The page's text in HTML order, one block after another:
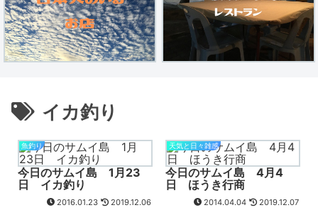
イカ釣り
魚釣り
今日のサムイ島 1月23
日 イカ釣り
2016.01.23 2019.12.06
天気と日々雑感
今日のサムイ島 4月4
日 ほうき行商
2014.04.04 2019.12.07